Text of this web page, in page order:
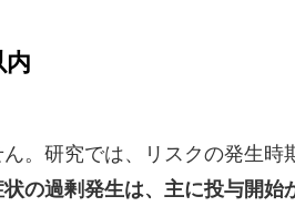
内
。研究では、リスクの発生時
の過剰発生は、主に投与開始